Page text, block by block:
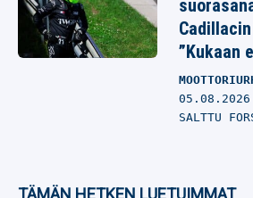
”Kukaan
05.08.2026
SALTTU
TÄMÄN HETKEN LUETUIMMAT